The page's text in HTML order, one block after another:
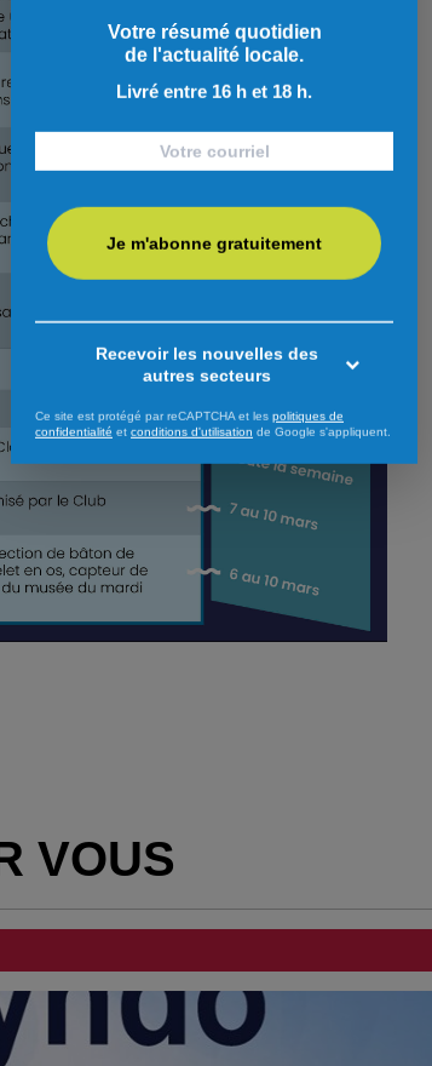
VOUS
Votre résumé quotidien
de l'actualité locale.
Livré entre 16 h et 18 h.
Je m'abonne gratuitement
Recevoir les nouvelles des
autres secteurs
Ce site est protégé par reCAPTCHA et les politiques de
confidentialité et conditions d'utilisation de Google s'appliquent.